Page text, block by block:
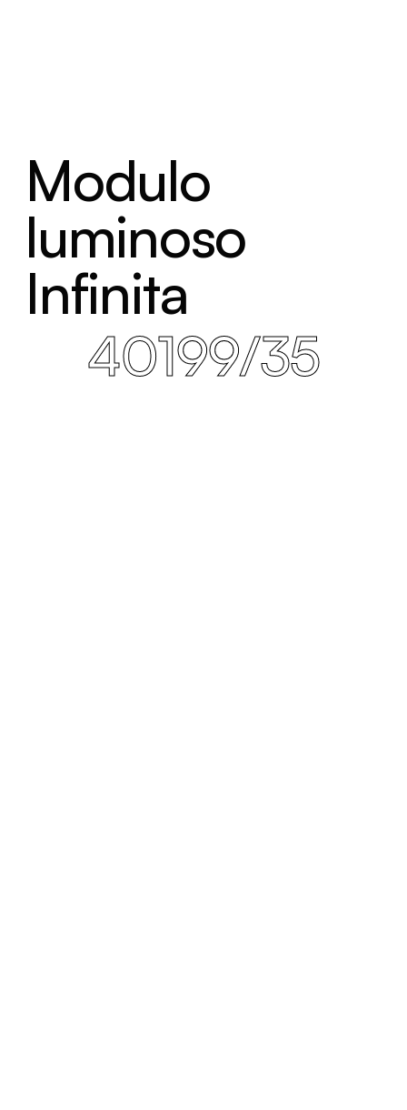
Modulo
luminoso
Infinita
40199/35